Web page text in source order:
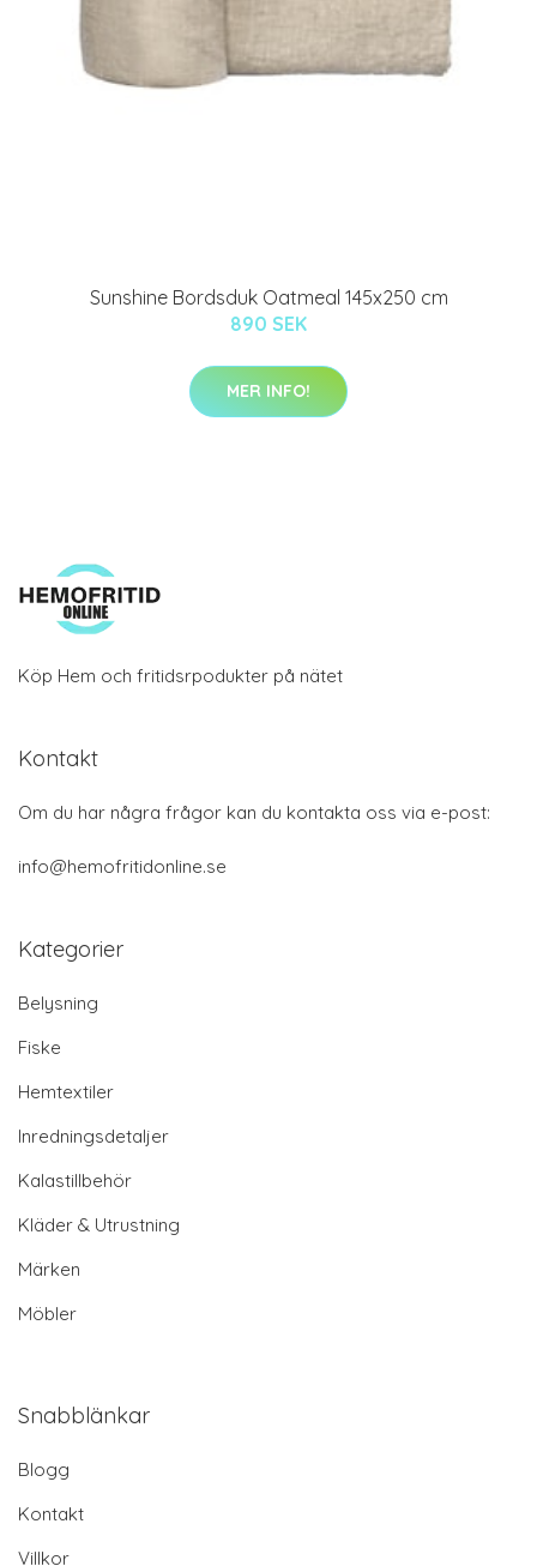
Sunshine Bordsduk Oatmeal 145x250 cm
890 SEK
MER INFO!
Köp Hem och fritidsrpodukter på nätet
Kontakt
Om du har några frågor kan du kontakta oss via e-post:
info@hemofritidonline.se
Kategorier
Belysning
Fiske
Hemtextiler
Inredningsdetaljer
Kalastillbehör
Kläder & Utrustning
Märken
Möbler
Snabblänkar
Blogg
Kontakt
Villkor